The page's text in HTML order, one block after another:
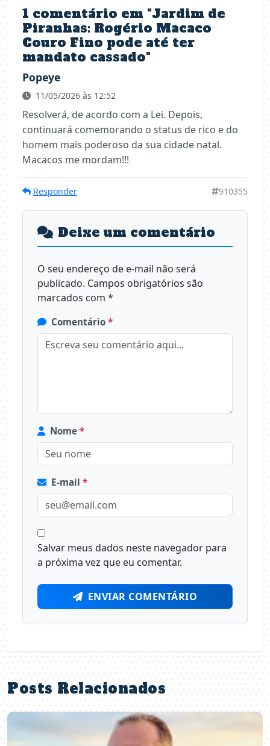
1 comentário em "Jardim de
Piranhas: Rogério Macaco
Couro Fino pode até ter
mandato cassado"
Popeye
11/05/2026 às 12:52
Resolverá, de acordo com a Lei. Depois,
continuará comemorando o status de rico e do
homem mais poderoso da sua cidade natal.
Macacos me mordam!!!
Responder 910355
Deixe um comentário
O seu endereço de e-mail não será
publicado. Campos obrigatórios são
marcados com *
Comentário *
Nome *
E-mail *
Salvar meus dados neste navegador para
a próxima vez que eu comentar.
ENVIAR COMENTÁRIO
Posts Relacionados